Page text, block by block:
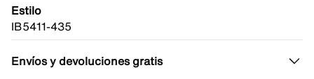
Estilo
IB5411-435
Envíos y devoluciones gratis